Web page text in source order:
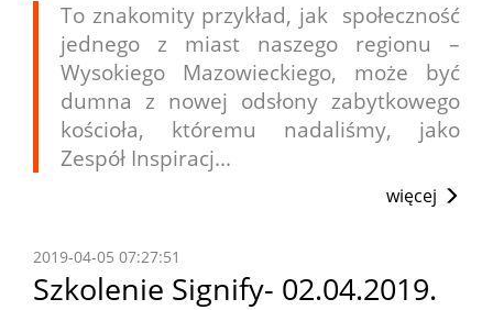
To znakomity przykład, jak społeczność
jednego z miast naszego regionu –
Wysokiego Mazowieckiego, może być
dumna z nowej odsłony zabytkowego
kościoła, któremu nadaliśmy, jako
Zespół Inspiracj...
więcej
2019-04-05 07:27:51
Szkolenie Signify- 02.04.2019.